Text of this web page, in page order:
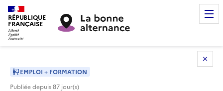
RÉPUBLIQUE
FRANÇAISE
EMPLOI + FORMATION
Publiée depuis87 jour(s)